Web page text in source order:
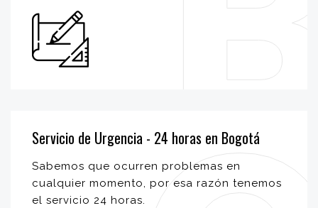
Servicio de Urgencia - 24 horas en Bogotá
Sabemos que ocurren problemas en
cualquier momento, por esa razón tenemos
el servicio 24 horas.